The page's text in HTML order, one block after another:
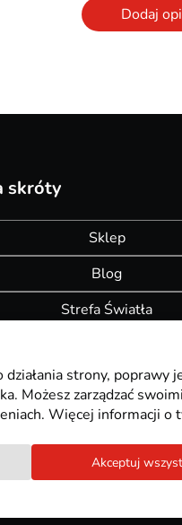
Dodaj
skróty
Sklep
Blog
Strefa Światła
strony, poprawy
Możesz zarządzać swoimi
Więcej informacji o
Akceptuj